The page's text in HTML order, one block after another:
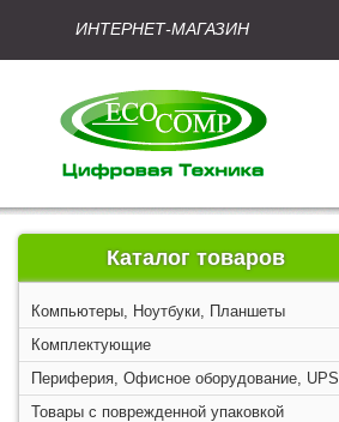
ИНТЕРНЕТ-МАГАЗИН
Каталог товаров
Компьютеры, Ноутбуки, Планшеты
Комплектующие
Периферия, Офисное оборудование, UPS
Товары с поврежденной упаковкой